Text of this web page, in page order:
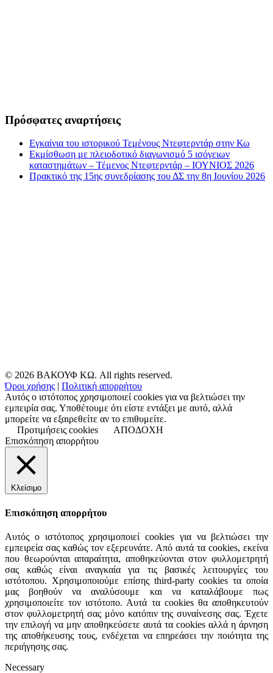
Πρόσφατες αναρτήσεις
Εγκαίνια του ιστορικού Τεμένους Ντεφτερντάρ στην Κω
Εκμίσθωση με πλειοδοτικό διαγωνισμό 5 ισόγειων
καταστημάτων – Τέμενος Ντεφτερντάρ – ΙΟΥΝΙΟΣ 2026
Πρακτικό της 15ης συνεδρίασης του ΔΣ την 8η Ιουνίου 2026
© 2026 ΒΑΚΟΥΦ ΚΩ. All rights reserved.
Όροι χρήσης | Πολιτική απορρήτου
Αυτός ο ιστότοπος χρησιμοποιεί cookies για να βελτιώσει την
εμπειρία σας. Υποθέτουμε ότι είστε εντάξει με αυτό, αλλά
μπορείτε να εξαιρεθείτε αν το επιθυμείτε.
Προτιμήσεις cookies
ΑΠΟΔΟΧΗ
Επισκόπηση απορρήτου
Κλείσιμο
Επισκόπηση απορρήτου
Αυτός ο ιστότοπος χρησιμοποιεί cookies για να βελτιώσει την
εμπειρεία σας καθώς τον εξερευνάτε. Από αυτά τα cookies, εκείνα
που θεωρούνται απαραίτητα, αποθηκεύονται στον φυλλομετρητή
σας καθώς είναι αναγκαία για τις βασικές λειτουργίες του
ιστότοπου. Χρησιμοποιούμε επίσης third-party cookies τα οποία
μας βοηθούν να αναλύσουμε και να καταλάβουμε πως
χρησιμοποιείτε τον ιστότοπο. Αυτά τα cookies θα αποθηκευτούν
στον φυλλομετρητή σας μόνο κατόπιν της συναίνεσης σας. Έχετε
την επιλογή να μην αποθηκεύσετε αυτά τα cookies αλλά η άρνηση
της αποθήκευσης τους, ενδέχεται να επηρεάσει την ποιότητα της
περιήγησης σας.
Necessary